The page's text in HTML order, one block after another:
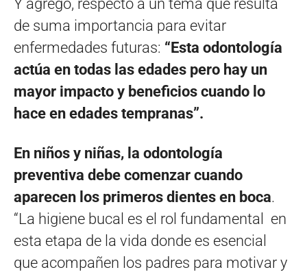
Y agregó, respecto a un tema que resulta
de suma importancia para evitar
enfermedades futuras: “Esta odontología
actúa en todas las edades pero hay un
mayor impacto y beneficios cuando lo
hace en edades tempranas”.
En niños y niñas, la odontología
preventiva debe comenzar cuando
aparecen los primeros dientes en boca.
“La higiene bucal es el rol fundamental en
esta etapa de la vida donde es esencial
que acompañen los padres para motivar y